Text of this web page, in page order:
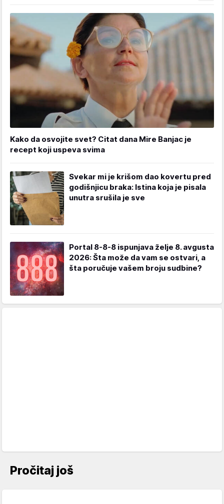
Kako da osvojite svet? Citat dana Mire Banjac je
recept koji uspeva svima
Svekar mi je krišom dao kovertu pred
godišnjicu braka: Istina koja je pisala
unutra srušila je sve
Portal 8-8-8 ispunjava želje 8. avgusta
2026: Šta može da vam se ostvari, a
šta poručuje vašem broju sudbine?
Pročitaj još